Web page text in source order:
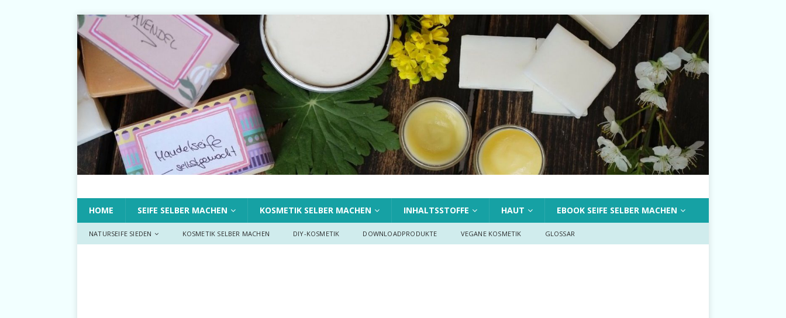
HOME SEIFE SELBER MACHEN KOSMETIK SELBER MACHEN INHALTSSTOFFE HAUT EBOOK SEIFE SELBER MACHEN
NATURSEIFE SIEDEN KOSMETIK SELBER MACHEN DIY-KOSMETIK DOWNLOADPRODUKTE VEGANE KOSMETIK GLOSSAR